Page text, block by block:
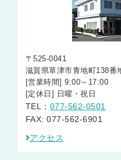
〒525-0041
滋賀県草津市青地町138番
[営業時間] 9:00～17:00
[定休日] 日曜・祝日
TEL： 077-562-0501
FAX: 077-562-6901
アクセス